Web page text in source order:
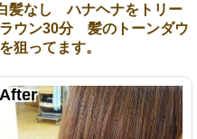
なし ハナヘナをトリー
ウン30分 髪のトーンダウ
狙ってます。